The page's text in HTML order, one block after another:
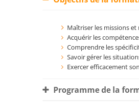
Maîtriser les missions et
Acquérir les
Comprendre les
Savoir gérer les
Exercer efficacement
Programme de la